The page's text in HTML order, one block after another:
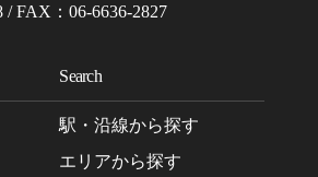
/ FAX：06-6636-2827
Search
駅・沿線から探す
エリアから探す